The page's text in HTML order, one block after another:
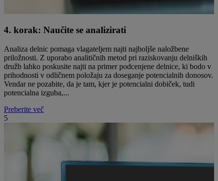
4. korak: Naučite se analizirati
Analiza delnic pomaga vlagateljem najti najboljše naložbene
priložnosti. Z uporabo analitičnih metod pri raziskovanju delniških
družb lahko poskusite najti na primer podcenjene delnice, ki bodo v
prihodnosti v odličnem položaju za doseganje potencialnih donosov.
Vendar ne pozabite, da je tam, kjer je potencialni dobiček, tudi
potencialna izguba,...
Preberite več
5